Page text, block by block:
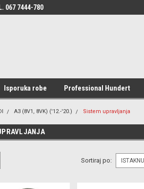
067 7444-780
Isporuka robe Professional Hundert
A3 (8V1, 8VK) ('12.-'20.) Sistem upravljanja
Sortiraj po: